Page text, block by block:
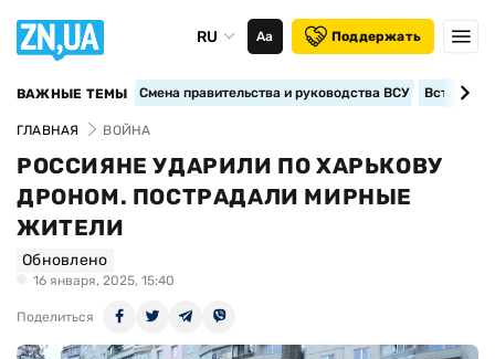
RU Аа Поддержать
ВАЖНЫЕ ТЕМЫ Смена правительства и руководства ВСУ
ГЛАВНАЯ ВОЙНА
РОССИЯНЕ УДАРИЛИ ПО ХАРЬКОВУ
ДРОНОМ. ПОСТРАДАЛИ МИРНЫЕ
ЖИТЕЛИ
Обновлено
16 января, 2025, 15:40
Поделиться